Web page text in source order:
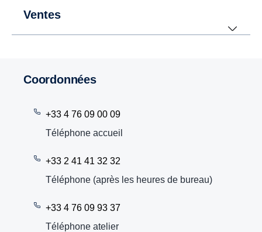
Ventes
Coordonnées
+33 4 76 09 00 09
Téléphone accueil
+33 2 41 41 32 32
Téléphone (après les heures de bureau)
+33 4 76 09 93 37
Téléphone atelier